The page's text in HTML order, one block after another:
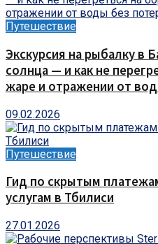
Путешествие
Экскурсия на рыбалку в
солнца — и как не
жаре и отражении от
09.02.2026
Путешествие
Гид по скрытым
услугам в Тбилиси
27.01.2026